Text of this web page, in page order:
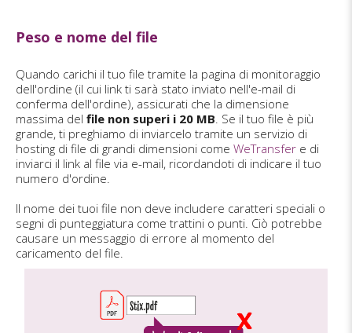
Peso e nome del file
Quando carichi il tuo file tramite la pagina di monitoraggio
dell'ordine (il cui link ti sarà stato inviato nell'e-mail di
conferma dell'ordine), assicurati che la dimensione
massima del file non superi i 20 MB . Se il tuo file è più
grande, ti preghiamo di inviarcelo tramite un servizio di
hosting di file di grandi dimensioni come WeTransfer e di
inviarci il link al file via e-mail, ricordandoti di indicare il tuo
numero d'ordine.
Il nome dei tuoi file non deve includere caratteri speciali o
segni di punteggiatura come trattini o punti. Ciò potrebbe
causare un messaggio di errore al momento del
caricamento del file.